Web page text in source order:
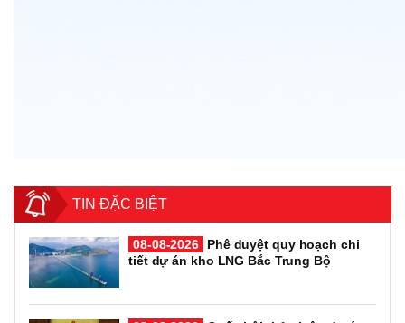
TIN ĐẶC BIỆT
08-08-2026
Phê duyệt quy hoạch chi
tiết dự án kho LNG Bắc Trung Bộ